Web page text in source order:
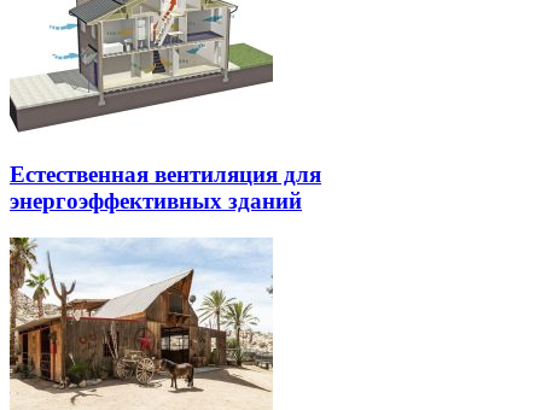
Естественная вентиляция для
энергоэффективных зданий